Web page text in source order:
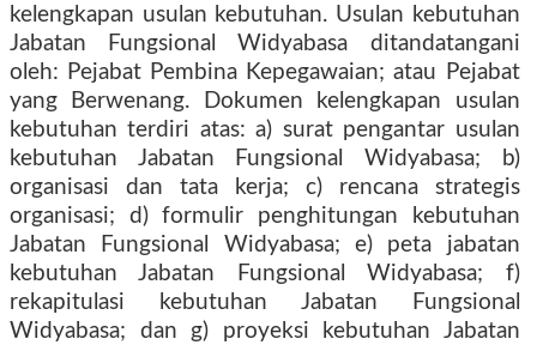
kelengkapan usulan kebutuhan. Usulan kebutuhan
Jabatan Fungsional Widyabasa ditandatangani
oleh: Pejabat Pembina Kepegawaian; atau Pejabat
yang Berwenang. Dokumen kelengkapan usulan
kebutuhan terdiri atas: a) surat pengantar usulan
kebutuhan Jabatan Fungsional Widyabasa; b)
organisasi dan tata kerja; c) rencana strategis
organisasi; d) formulir penghitungan kebutuhan
Jabatan Fungsional Widyabasa; e) peta jabatan
kebutuhan Jabatan Fungsional Widyabasa; f)
rekapitulasi kebutuhan Jabatan Fungsional
Widyabasa; dan g) proyeksi kebutuhan Jabatan